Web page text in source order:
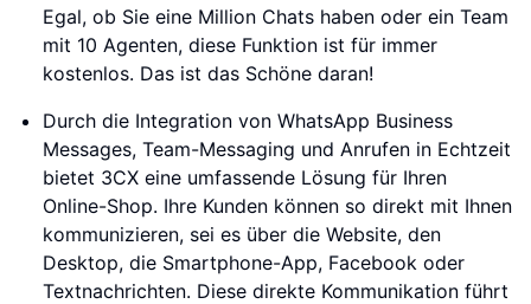
Egal, ob Sie eine Million Chats haben oder ein Team
mit 10 Agenten, diese Funktion ist für immer
kostenlos. Das ist das Schöne daran!
Durch die Integration von WhatsApp Business
Messages, Team-Messaging und Anrufen in Echtzeit
bietet 3CX eine umfassende Lösung für Ihren
Online-Shop. Ihre Kunden können so direkt mit Ihnen
kommunizieren, sei es über die Website, den
Desktop, die Smartphone-App, Facebook oder
Textnachrichten. Diese direkte Kommunikation führt